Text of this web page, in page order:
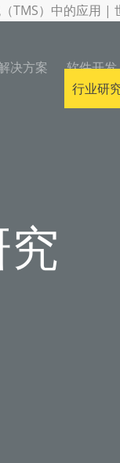
TMS）中的应
决方案
软件开发
行业研